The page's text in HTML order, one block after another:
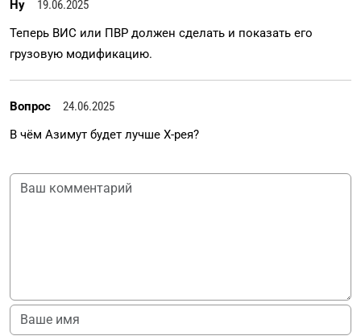
Ну
19.06.2025
Теперь ВИС или ПВР должен сделать и показать его
грузовую модификацию.
Вопрос
24.06.2025
В чём Азимут будет лучше Х-рея?